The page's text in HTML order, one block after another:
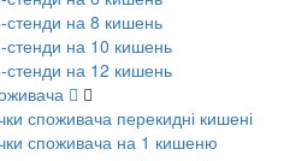
стенди на 8 кишень
стенди на 10 кишень
стенди на 12 кишень
споживача перекидні кишені
споживача на 1 кишеню